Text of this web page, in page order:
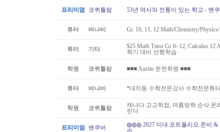
프리미엄 코퀴틀람 53년 역사와 전통이 있는 학교 - 밴
튜터 버나비 Gr. 10, 11, 12 Math/Chemistry/
튜터 기타
$25 Math Tutor Gr 8- 12, Calculus
학기 대비 선행학습
학원 코퀴틀람 ■■■ Austin 운전학원 ■■■
튜터 버나비 *대치동 수학전문강사 수학전문튜
학원 코퀴틀람
캐나다 고교학점, 여름방학 순삭 온
린다
프리미엄 밴쿠버
◍◍◍ 2027 미대 포트폴리오 준비 &
습